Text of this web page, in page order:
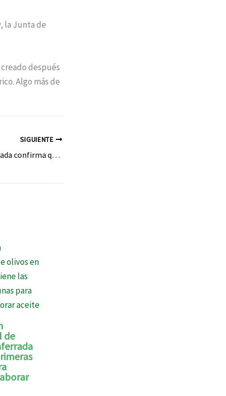
la Junta de
después
Algo más de
SIGUIENTE
El alcalde de Ponferrada confirma que convocará el pleno extraordinario que solicita el PSOE
de